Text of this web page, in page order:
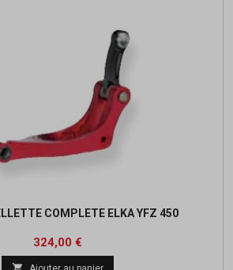
COMPLETE ELKA YFZ 450
Prix
324,00 €Prix
de